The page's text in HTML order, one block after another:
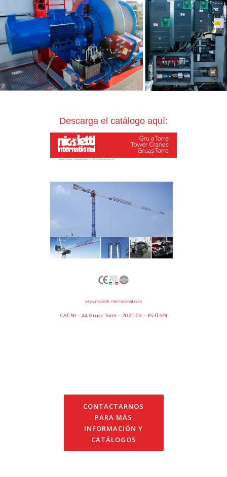
Descarga el catálogo aquí:
CAT-NI – 44 Gruas Torre – 2021-03 – ES-IT-EN
CONTACTARNOS
PARA MÁS
INFORMACIÓN Y
CATÁLOGOS